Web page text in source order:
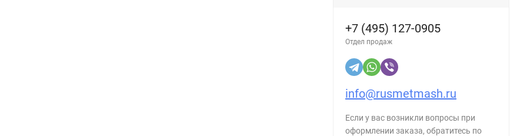
+7 (495) 127-0905
Отдел продаж
info@rusmetmash.ru
Если у вас возникли вопросы при
оформлении заказа, обратитесь по